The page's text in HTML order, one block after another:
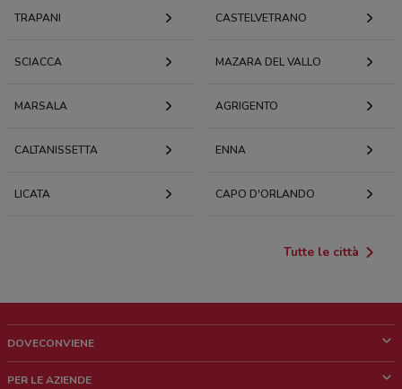
TRAPANI CASTELVETRANO
SCIACCA MAZARA DEL VALLO
MARSALA AGRIGENTO
CALTANISSETTA ENNA
LICATA CAPO D'ORLANDO
Tutte le città
DOVECONVIENE
PER LE AZIENDE